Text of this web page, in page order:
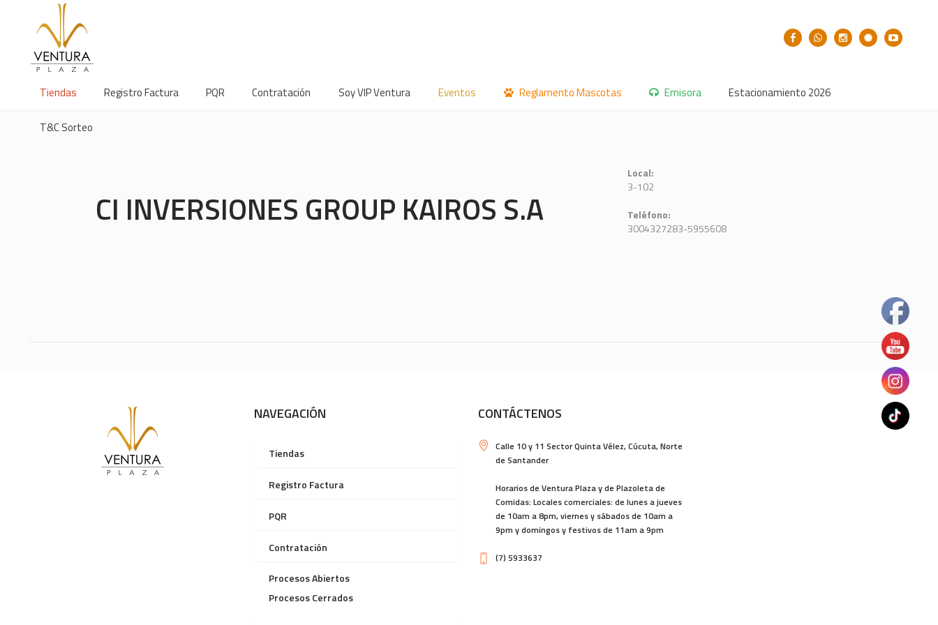
Tiendas Registro Factura PQR Contratación Soy VIP Ventura Eventos Reglamento Mascotas Emisora Estacionamiento 2026
T&C Sorteo
CI INVERSIONES GROUP KAIROS S.A
Local:
3-102
Teléfono:
3004327283-5955608
NAVEGACIÓN
Tiendas
Registro Factura
PQR
Contratación
Procesos Abiertos
Procesos Cerrados
CONTÁCTENOS
Calle 10 y 11 Sector Quinta Vélez, Cúcuta, Norte
de Santander
Horarios de Ventura Plaza y de Plazoleta de
Comidas: Locales comerciales: de lunes a jueves
de 10am a 8pm, viernes y sábados de 10am a
9pm y domingos y festivos de 11am a 9pm
(7) 5933637